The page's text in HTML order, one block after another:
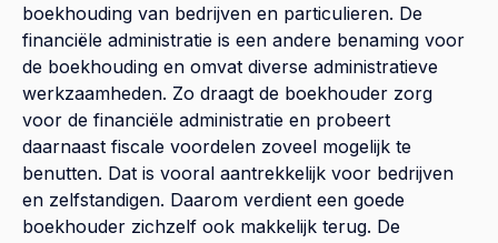
boekhouding van bedrijven en particulieren. De
financiële administratie is een andere benaming voor
de boekhouding en omvat diverse administratieve
werkzaamheden. Zo draagt de boekhouder zorg
voor de financiële administratie en probeert
daarnaast fiscale voordelen zoveel mogelijk te
benutten. Dat is vooral aantrekkelijk voor bedrijven
en zelfstandigen. Daarom verdient een goede
boekhouder zichzelf ook makkelijk terug. De